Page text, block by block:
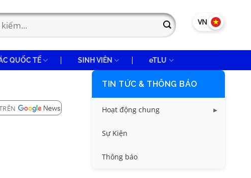
VN EN
QUỐC TẾ SINH VIÊN eTLU
TIN TỨC & THÔNG BÁO
Hoạt động chung
Tin công tác sinh viên
Tin đào tạo
Sự Kiện
Thông báo